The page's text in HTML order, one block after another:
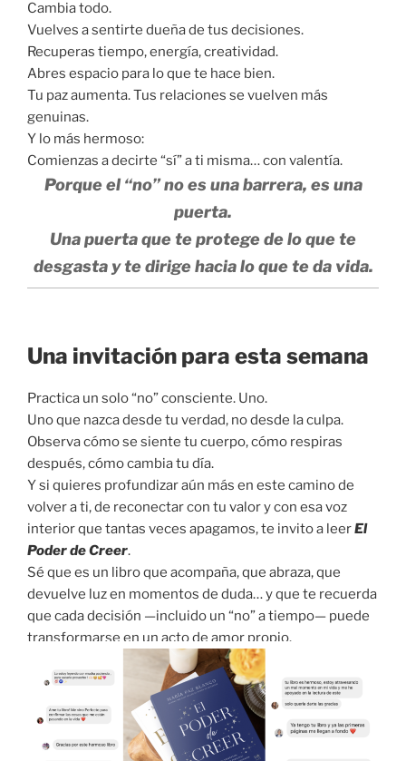
Cambia todo.
Vuelves a sentirte dueña de tus decisiones.
Recuperas tiempo, energía, creatividad.
Abres espacio para lo que te hace bien.
Tu paz aumenta. Tus relaciones se vuelven más
genuinas.
Y lo más hermoso:
Comienzas a decirte “sí” a ti misma… con valentía.
Porque el “no” no es una barrera, es una
puerta.
Una puerta que te protege de lo que te
desgasta y te dirige hacia lo que te da vida.
Una invitación para esta semana
Practica un solo “no” consciente. Uno.
Uno que nazca desde tu verdad, no desde la culpa.
Observa cómo se siente tu cuerpo, cómo respiras
después, cómo cambia tu día.
Y si quieres profundizar aún más en este camino de
volver a ti, de reconectar con tu valor y con esa voz
interior que tantas veces apagamos, te invito a leerEl
Poder de Creer.
Sé que es un libro que acompaña, que abraza, que
devuelve luz en momentos de duda… y que te recuerda
que cada decisión —incluido un “no” a tiempo— puede
transformarse en un acto de amor propio.